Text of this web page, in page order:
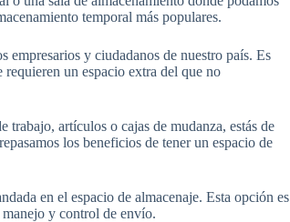
temporal más populares.
empresarios y ciudadanos de nuestro país. Es
un espacio extra del que no
trabajo, artículos o cajas de mudanza, estás de
los beneficios de tener un espacio de
en el espacio de almacenaje. Esta opción es
manejo y control de envío.